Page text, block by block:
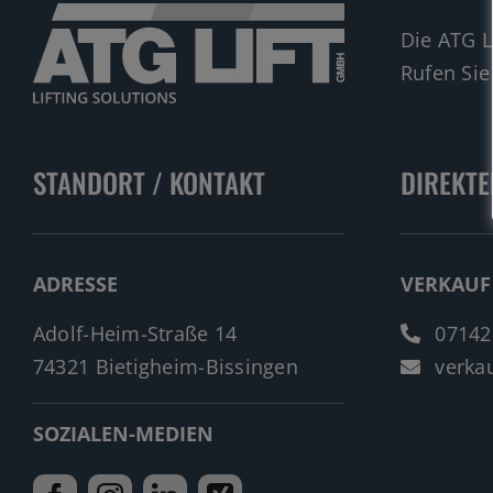
Die ATG
Rufen
STANDORT / KONTAKT
ADRESSE
Adolf-Heim-Straße 14
74321 Bietigheim-Bissingen
SOZIALEN-MEDIEN
VERKAUF